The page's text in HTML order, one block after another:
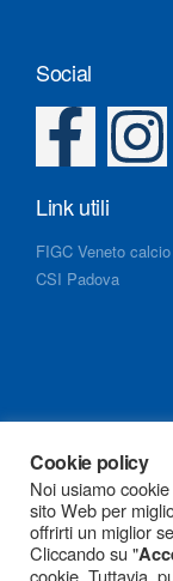
Social
Link utili
FIGC Veneto calcio
CSI Padova
Info
Documenti
Cookie policy
Privacy policy
Cookie policy
Noi usiamo
sito Web per
offrirti un miglior
Cliccando su "
cookie. Tuttavia,